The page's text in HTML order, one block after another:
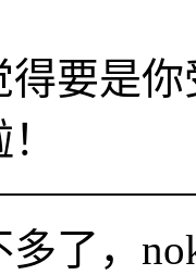
要是
了，